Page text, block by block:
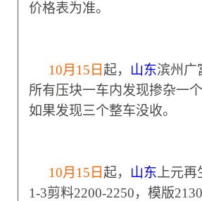
价格表为准。
10月15日 起， 山东滨州广
所有压块一车内发现掺杂一个
如果发现三个整车没收。
10月15日 起， 山东 上元再
1-3剪料2200-2250，模版